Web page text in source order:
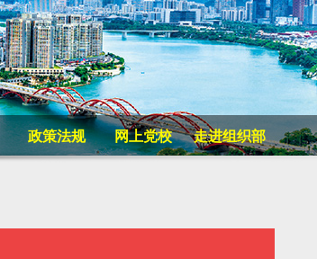
政策法规 网上党校 走进组织部